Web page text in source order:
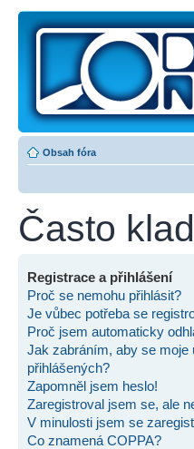
Obsah fóra
Často
Registrace a přihlášení
Proč se nemohu přihlásit?
Je vůbec potřeba se
Proč jsem automaticky
Jak zabráním, aby se moje
přihlášených?
Zapomněl jsem heslo!
Zaregistroval jsem se, ale
V minulosti jsem se
Co znamená COPPA?